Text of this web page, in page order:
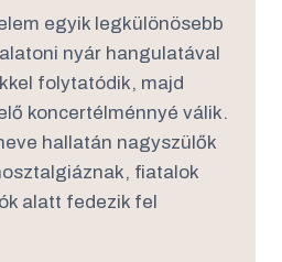
egyik legkülönösebb
nyár hangulatával
folytatódik, majd
koncertélménnyé válik.
hallatán nagyszülők
fiatalok
alatt fedezik fel